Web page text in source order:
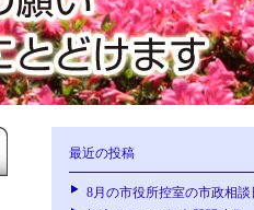
最近の投稿
8月の市役所控室の市政相談